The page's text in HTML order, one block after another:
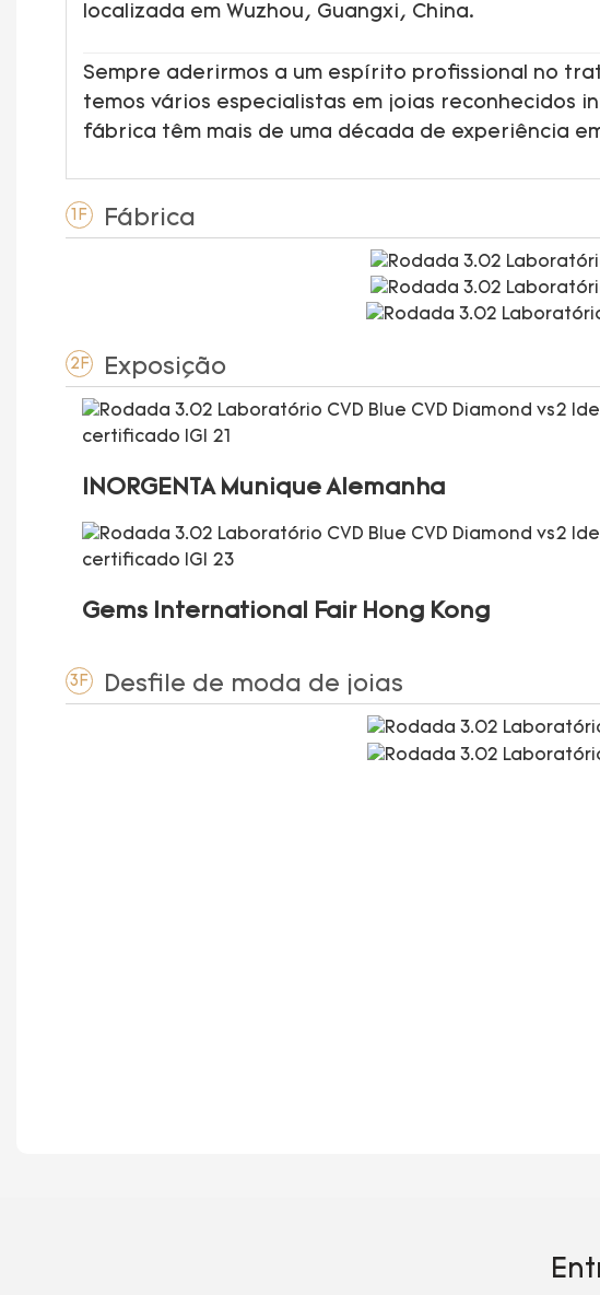
localizada em Wuzhou, Guangxi, China.
Sempre aderirmos a um espírito profissional no
temos vários especialistas em joias reconhecidos
fábrica têm mais de uma década de experiência
1F Fábrica
2F Exposição
INORGENTA Munique Alemanha
Gems International Fair Hong Kong
3F Desfile de moda de joias